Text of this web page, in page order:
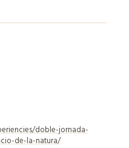
doble-jornada-
de-la-natura/